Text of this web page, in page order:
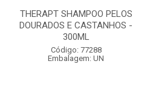
THERAPT SHAMPOO PELOS
DOURADOS E CASTANHOS -
300ML
Código: 77288
Embalagem: UN